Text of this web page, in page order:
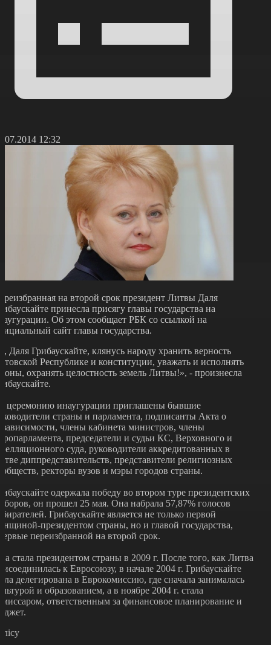
12:32
на второй срок президент Литвы Даля
принесла присягу главы государства на
Об этом сообщает РБК со ссылкой на
сайт главы государства.
Даля Грибаускайте, клянусь народу хранить верность
Республике и конституции, уважать и исполнять
охранять целостность земель Литвы!», - произнесла
церемонию инаугурации приглашены бывшие
страны и парламента, подписанты Акта о
члены кабинета министров, члены
председатели и судьи КС, Верховного и
суда, руководители аккредитованных в
диппредставительств, представители религиозных
ректоры вузов и мэры городов страны.
одержала победу во втором туре президентских
он прошел 25 мая. Она набрала 57,87% голосов
Грибаускайте является не только первой
президентом страны, но и главой государства,
переизбранной на второй срок.
стала президентом страны в 2009 г. После того, как Литва
к Евросоюзу, в начале 2004 г. Грибаускайте
делегирована в Еврокомиссию, где сначала занималась
и образованием, а в ноябре 2004 г. стала
ответственным за финансовое планирование и